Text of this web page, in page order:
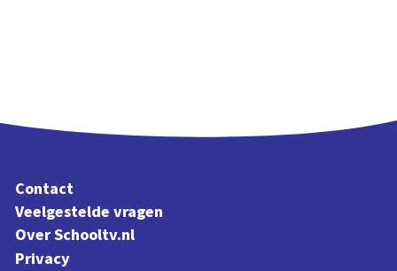
Contact
Veelgestelde vragen
Over Schooltv.nl
Privacy